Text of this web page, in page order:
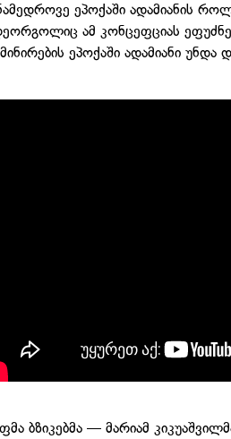
ეპოქაში ადამიანის
ამ კონცეფციას
ეპოქაში ადამიანი უნდა
ბზიკებმა — მარიამ